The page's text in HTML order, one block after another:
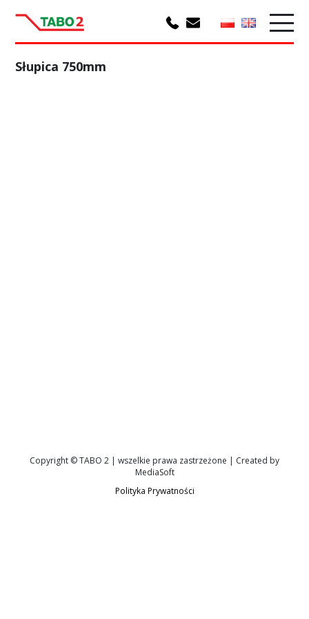
Słupica 750mm
Copyright © TABO 2 | wszelkie prawa zastrzeżone | Created by
MediaSoft
Polityka Prywatności